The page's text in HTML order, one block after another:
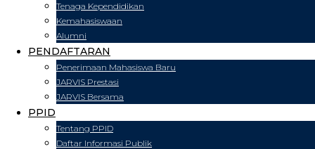
Tenaga Kependidikan
Kemahasiswaan
Alumni
PENDAFTARAN
Penerimaan Mahasiswa Baru
JARVIS Prestasi
JARVIS Bersama
PPID
Tentang PPID
Daftar Informasi Publik